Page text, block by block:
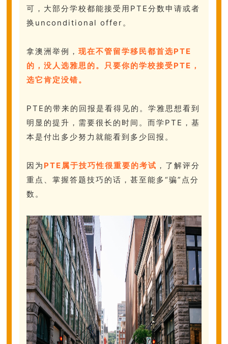
可，大部分学校都能接受用PTE分数申请或者
换unconditional offer。
拿澳洲举例，现在不管留学移民都首选PTE
的，没人选雅思的。只要你的学校接受PTE，
选它肯定没错。
PTE的带来的回报是看得见的。学雅思想看到
明显的提升，需要很长的时间。而学PTE，基
本是付出多少努力就能看到多少回报。
因为 PTE属于技巧性很重要的考试 ，了解评分
重点、掌握答题技巧的话，甚至能多“骗”点分
数。